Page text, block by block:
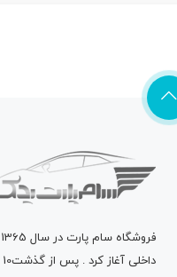
فروشگاه سام پارت